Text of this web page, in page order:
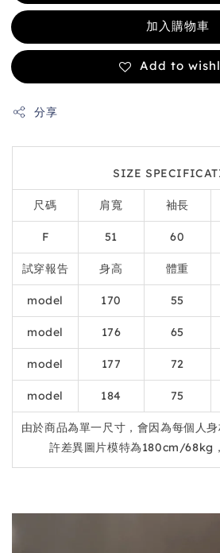
加入購物車
Add to
分享
SIZE
尺碼 肩寬 袖長
F 51 60
試穿報告 身高 體重
model 170 55
model 176 65
model 177 72
model 184 75
由於商品為單一尺寸，會因為每個人
許差異圖片模特為180cm/68kg